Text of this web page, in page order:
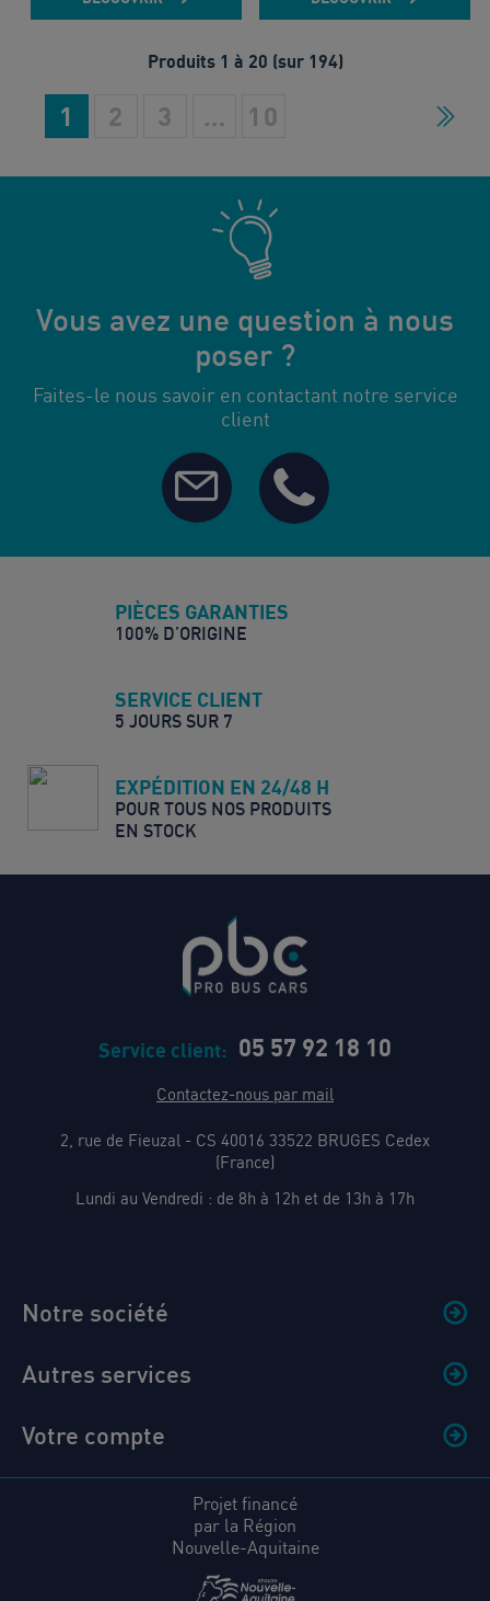
Produits 1 à 20 (sur 194)
1 2 3 … 10
Vous avez une question à nous
poser ?
Faites-le nous savoir en contactant notre service
client
PIÈCES GARANTIES
100% D’ORIGINE
SERVICE CLIENT
5 JOURS SUR 7
EXPÉDITION EN 24/48 H
POUR TOUS NOS PRODUITS
EN STOCK
Service client: 05 57 92 18 10
Contactez-nous par mail
2, rue de Fieuzal - CS 40016 33522 BRUGES Cedex
(France)
Lundi au Vendredi : de 8h à 12h et de 13h à 17h
Notre société
Autres services
Votre compte
Projet financé
par la Région
Nouvelle-Aquitaine